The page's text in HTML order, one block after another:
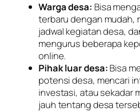
Warga desa: Bisa
terbaru dengan mudah,
jadwal kegiatan desa,
mengurus beberapa
online.
Pihak luar desa:Bisa
potensi desa, mencari
investasi, atau sekadar
jauh tentang desa